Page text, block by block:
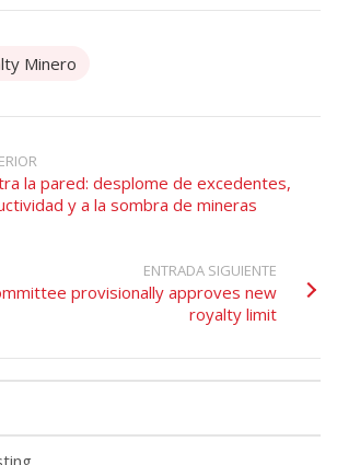
Minero
la pared: desplome de excedentes,
y a la sombra de mineras
ENTRADA SIGUIENTE
provisionally approves new
royalty limit